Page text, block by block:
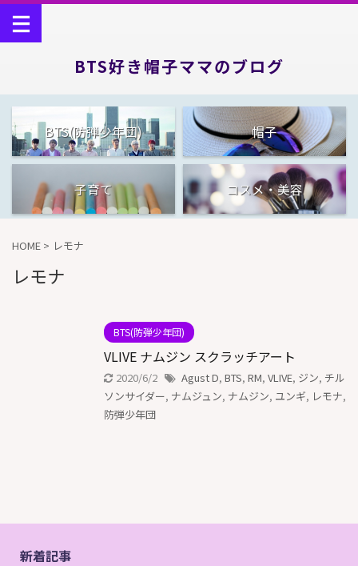
BTS好き帽子ママのブログ
BTS(防弾少年団) 帽子
子育て コスメ・美容
HOME > レモナ
レモナ
BTS(防弾少年団)
VLIVE ナムジン スクラッチアート
2020/6/2 Agust D, BTS, RM, VLIVE, ジン, チル
ソンサイダー, ナムジュン, ナムジン, ユンギ, レモナ,
防弾少年団
新着記事